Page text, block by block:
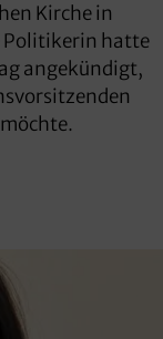
Kirche in
Politikerin hatte
angekündigt,